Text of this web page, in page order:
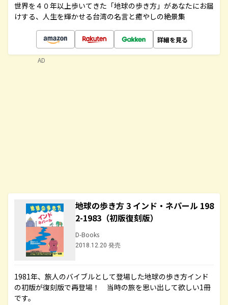
世界を４０年以上歩いてきた「地球の歩き方」があなたにお届
けする、人生を輝かせる台湾の名言と癒やしの絶景集
詳細を見る
地球の歩き方 3 インド・ネパール 198
2-1983（初版復刻版）
D-Books
2018.12.20 発売
1981年、旅人のバイブルとして登場した地球の歩き方インド
の初版が復刻版で再登場！ 当時の旅を思い出して欲しい1冊
です。
AD